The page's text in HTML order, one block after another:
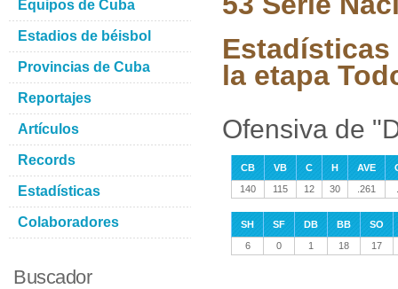
la etapa
Ofensiva de
CB VB C H AVE
140
115 12 30 .261
SH SF DB BB
SO
6
0 1 18 17
Equipos de Cuba
Estadios de béisbol
Provincias de Cuba
Reportajes
Artículos
Records
Estadísticas
Colaboradores
Buscador